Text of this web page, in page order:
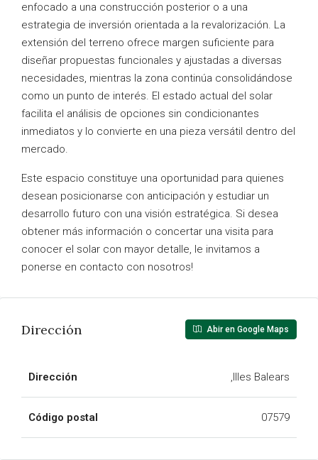
enfocado a una construcción posterior o a una
estrategia de inversión orientada a la revalorización. La
extensión del terreno ofrece margen suficiente para
diseñar propuestas funcionales y ajustadas a diversas
necesidades, mientras la zona continúa consolidándose
como un punto de interés. El estado actual del solar
facilita el análisis de opciones sin condicionantes
inmediatos y lo convierte en una pieza versátil dentro del
mercado.
Este espacio constituye una oportunidad para quienes
desean posicionarse con anticipación y estudiar un
desarrollo futuro con una visión estratégica. Si desea
obtener más información o concertar una visita para
conocer el solar con mayor detalle, le invitamos a
ponerse en contacto con nosotros!
Dirección Abir en Google Maps
Dirección ,Illes Balears
Código postal 07579